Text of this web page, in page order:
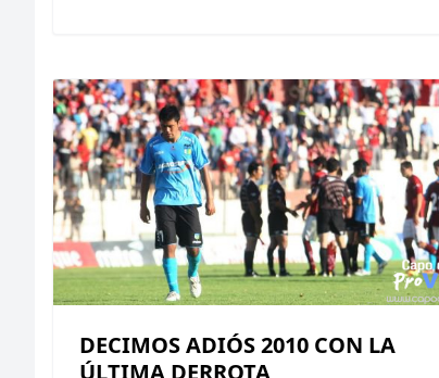
DECIMOS ADIÓS 2010 CON LA
ÚLTIMA DERROTA